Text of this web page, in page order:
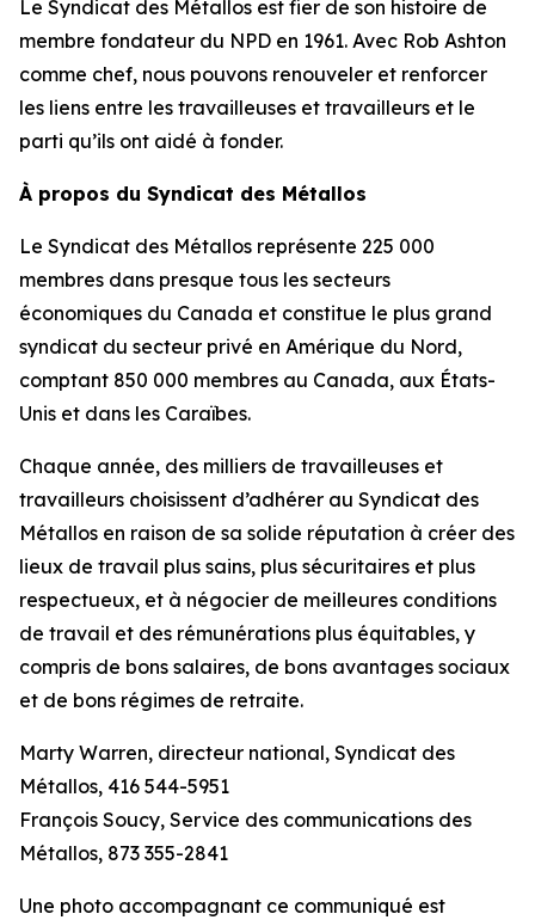
Le Syndicat des Métallos est fier de son histoire de
membre fondateur du NPD en 1961. Avec Rob Ashton
comme chef, nous pouvons renouveler et renforcer
les liens entre les travailleuses et travailleurs et le
parti qu’ils ont aidé à fonder.
À propos du Syndicat des Métallos
Le Syndicat des Métallos représente 225 000
membres dans presque tous les secteurs
économiques du Canada et constitue le plus grand
syndicat du secteur privé en Amérique du Nord,
comptant 850 000 membres au Canada, aux États-
Unis et dans les Caraïbes.
Chaque année, des milliers de travailleuses et
travailleurs choisissent d’adhérer au Syndicat des
Métallos en raison de sa solide réputation à créer des
lieux de travail plus sains, plus sécuritaires et plus
respectueux, et à négocier de meilleures conditions
de travail et des rémunérations plus équitables, y
compris de bons salaires, de bons avantages sociaux
et de bons régimes de retraite.
Marty Warren, directeur national, Syndicat des
Métallos, 416 544-5951
François Soucy, Service des communications des
Métallos, 873 355-2841
Une photo accompagnant ce communiqué est